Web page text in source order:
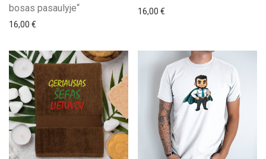
bosas pasaulyje“
16,00 €
16,00 €